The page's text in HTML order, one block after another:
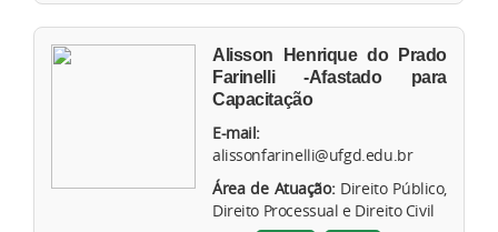
Alisson Henrique do Prado
Farinelli -Afastado para
Capacitação
E-mail:
alissonfarinelli@ufgd.edu.br
Área de Atuação: Direito Público,
Direito Processual e Direito Civil